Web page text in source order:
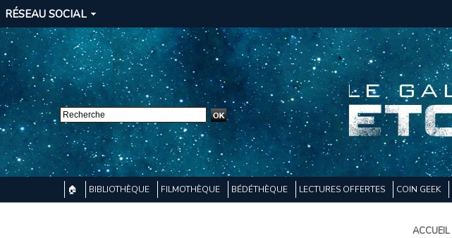
RÉSEAU SOCIAL
🏠 BIBLIOTHÈQUE FILMOTHÈQUE BÉDÉTHÈQUE LECTURES OFFERTES COIN GEEK
ACCUEIL